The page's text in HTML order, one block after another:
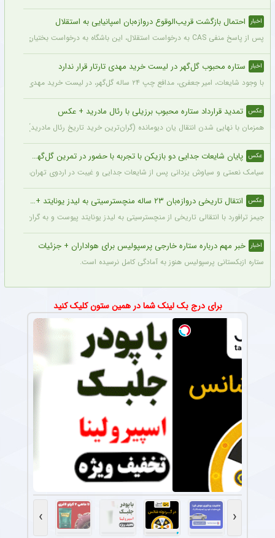
اخبار احتمال بازگشت قریب‌الوقوع دروازه‌بان اسپانیایی به استقلال
پس از پاسخ منفی CAS به درخواست استقلال، این باشگاه به درخواست بختیاری‌زاده قصد دارد قرارداد آنتونیو آدان، دروازه‌بان اسپانیایی فصل گذشته، را تمدید کند.
اخبار ستاره محبوب گل‌گهر در لیست خرید مهدی تارتار قرار ندارد
با وجود شایعات، امیر جعفری، مدافع چپ ۲۴ ساله گل‌گهر، در لیست خرید مهدی تارتار قرار ندارد.
عکس تمدید قرارداد ستاره محبوب برزیلی با رئال مادرید + عکس
همزمان با نهایی شدن انتقال یان دیومانده (گران‌ترین خرید تاریخ رئال مادرید)، تمدید قرارداد
عکس پایان شایعات جدایی دو بازیکن با تجربه با حضور در تمرین گل‌گهر + عکس
سیامک نعمتی و سیاوش یزدانی پس از شایعات جدایی و غیبت در اردوی تهران، دیروز
عکس انتقال تاریخی دروازه‌بان ۲۳ ساله منچسترسیتی به لیدز یونایتد + عکس
جیمز ترافورد با انتقالی تاریخی از منچسترسیتی به لیدز یونایتد پیوست و به گران‌ترین
اخبار خبر مهم درباره ستاره خارجی پرسپولیس برای هواداران + جزئیات
ستاره ازبکستانی پرسپولیس هنوز به آمادگی کامل نرسیده است.
برای درج بک لینک شما در همین ستون کلیک کنید
‹
›